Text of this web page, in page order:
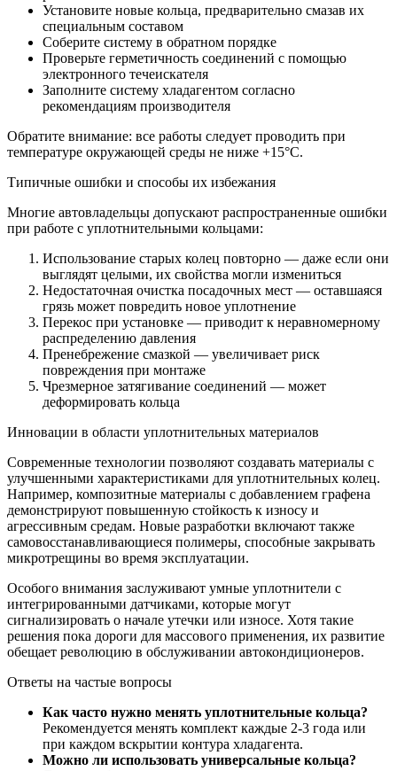
Установите новые кольца, предварительно смазав их
специальным составом
Соберите систему в обратном порядке
Проверьте герметичность соединений с помощью
электронного течеискателя
Заполните систему хладагентом согласно
рекомендациям производителя
Обратите внимание: все работы следует проводить при
температуре окружающей среды не ниже +15°C.
Типичные ошибки и способы их избежания
Многие автовладельцы допускают распространенные ошибки
при работе с уплотнительными кольцами:
Использование старых колец повторно — даже если они
выглядят целыми, их свойства могли измениться
Недостаточная очистка посадочных мест — оставшаяся
грязь может повредить новое уплотнение
Перекос при установке — приводит к неравномерному
распределению давления
Пренебрежение смазкой — увеличивает риск
повреждения при монтаже
Чрезмерное затягивание соединений — может
деформировать кольца
Инновации в области уплотнительных материалов
Современные технологии позволяют создавать материалы с
улучшенными характеристиками для уплотнительных колец.
Например, композитные материалы с добавлением графена
демонстрируют повышенную стойкость к износу и
агрессивным средам. Новые разработки включают также
самовосстанавливающиеся полимеры, способные закрывать
микротрещины во время эксплуатации.
Особого внимания заслуживают умные уплотнители с
интегрированными датчиками, которые могут
сигнализировать о начале утечки или износе. Хотя такие
решения пока дороги для массового применения, их развитие
обещает революцию в обслуживании автокондиционеров.
Ответы на частые вопросы
Как часто нужно менять уплотнительные кольца?
Рекомендуется менять комплект каждые 2-3 года или
при каждом вскрытии контура хладагента.
Можно ли использовать универсальные кольца?